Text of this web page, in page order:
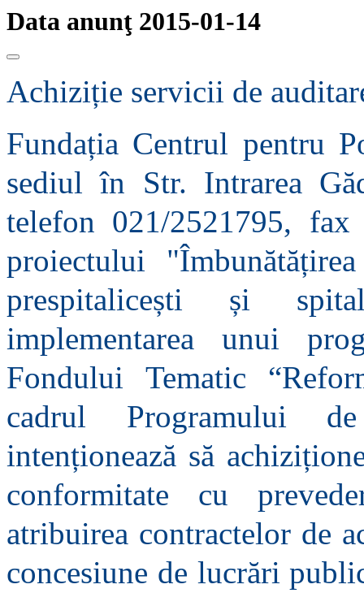
Data anunţ 2015-01-14
Achiziție servicii de
Fundația Centrul pentru
sediul în Str. Intrarea
telefon 021/2521795,
proiectului
prespitalicești și
implementarea unui
Fondului Tematic
cadrul Programului de
intenționează să
conformitate cu
atribuirea contractelor de
concesiune de lucrări